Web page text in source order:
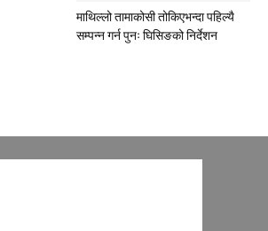
माथिल्लो तामाकोसी तोकिएभन्दा पहिल्यै
सम्पन्न गर्न पुनः घिसिङको निर्देशन